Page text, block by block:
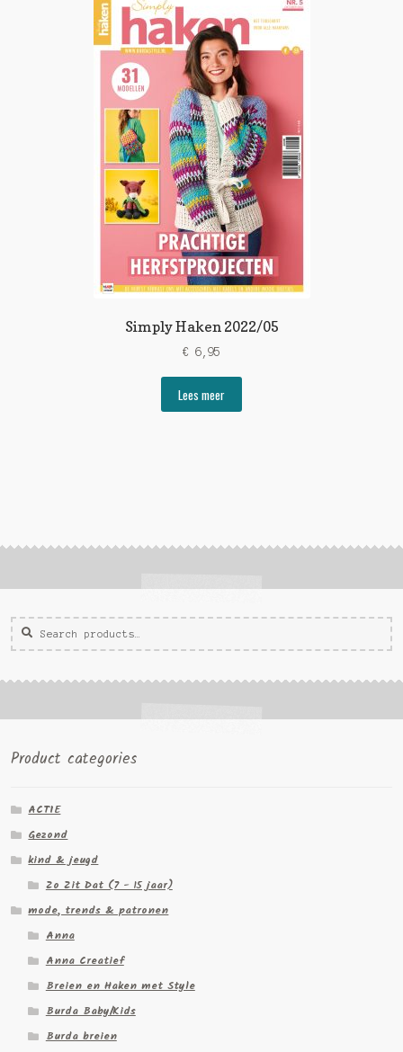
Simply Haken 2022/05
€ 6,95
Lees meer
Zoeken
voor:
Zoek
Product categories
ACTIE
Gezond
kind & jeugd
Zo Zit Dat (7 - 15 jaar)
mode, trends & patronen
Anna
Anna Creatief
Breien en Haken met Style
Burda Baby/Kids
Burda breien